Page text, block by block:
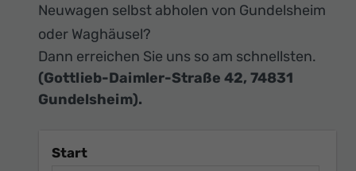
Neuwagen selbst abholen von Gundelsheim
oder Waghäusel?
Dann erreichen Sie uns so am schnellsten.
(Gottlieb-Daimler-Straße 42, 74831
Gundelsheim).
Start